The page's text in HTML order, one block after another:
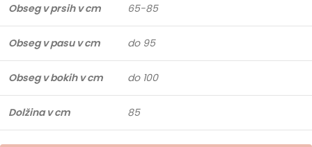
Obseg v prsih v cm 65-85
Obseg v pasu v cm do 95
Obseg v bokih v cm do 100
Dolžina v cm 85